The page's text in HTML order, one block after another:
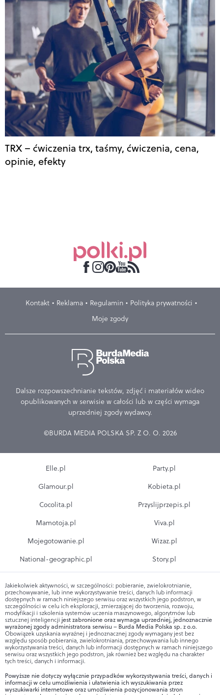
TRX – ćwiczenia trx, taśmy, ćwiczenia, cena,
opinie, efekty
Kontakt Reklama Regulamin
Polityka prywatności
Moje zgody
Dalsze rozpowszechnianie tekstów, zdjęć i materiałów wideo
opublikowanych w serwisie w całości lub w części wymaga
uprzedniej zgody wydawcy.
©BURDA MEDIA POLSKA SP. Z O. O. 2026
Elle.pl
Glamour.pl
Cocolita.pl
Mamotoja.pl
Mojegotowanie.pl
National-geographic.pl
Party.pl
Kobieta.pl
Przyslijprzepis.pl
Viva.pl
Wizaz.pl
Story.pl
Jakiekolwiek aktywności, w szczególności: pobieranie, zwielokrotnianie,
przechowywanie, lub inne wykorzystywanie treści, danych lub informacji
dostępnych w ramach niniejszego serwisu oraz wszystkich jego podstron, w
szczególności w celu ich eksploracji, zmierzającej do tworzenia, rozwoju,
modyfikacji i szkolenia systemów uczenia maszynowego, algorytmów lub
sztucznej inteligencji jest zabronione oraz wymaga uprzedniej, jednoznacznie
wyrażonej zgody administratora serwisu – Burda Media Polska sp. z o.o.
Obowiązek uzyskania wyraźnej i jednoznacznej zgody wymagany jest bez
względu sposób pobierania, zwielokrotniania, przechowywania lub innego
wykorzystywania treści, danych lub informacji dostępnych w ramach niniejszego
serwisu oraz wszystkich jego podstron, jak również bez względu na charakter
tych treści, danych i informacji.
Powyższe nie dotyczy wyłącznie przypadków wykorzystywania treści, danych i
informacji w celu umożliwienia i ułatwienia ich wyszukiwania przez
wyszukiwarki internetowe oraz umożliwienia pozycjonowania stron